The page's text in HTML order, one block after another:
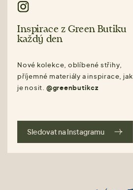
Inspirace z Green Butiku
každý den
Nové kolekce, oblíbené střihy,
příjemné materiály a inspirace, jak
je nosit. @greenbutikcz
Sledovat na Instagramu